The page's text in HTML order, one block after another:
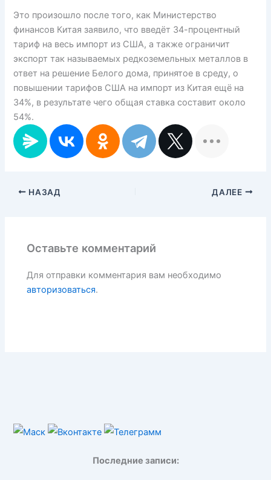
Это произошло после того, как Министерство
финансов Китая заявило, что введёт 34-процентный
тариф на весь импорт из США, а также ограничит
экспорт так называемых редкоземельных металлов в
ответ на решение Белого дома, принятое в среду, о
повышении тарифов США на импорт из Китая ещё на
34%, в результате чего общая ставка составит около
54%.
НАЗАД ДАЛЕЕ
Оставьте комментарий
Для отправки комментария вам необходимо
авторизоваться.
Последние записи: